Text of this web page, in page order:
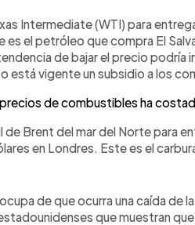
Intermediate (WTI) para
el petróleo que compra El
de bajar el precio podría
está vigente un subsidio a los
precios de combustibles ha
de Brent del mar del Norte para
en Londres. Este es el
de que ocurra una caída de
que muestran